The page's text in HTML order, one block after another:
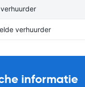
verhuurder
informatie